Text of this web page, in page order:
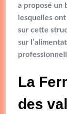
a proposé un
lesquelles
sur cette
sur
La
des